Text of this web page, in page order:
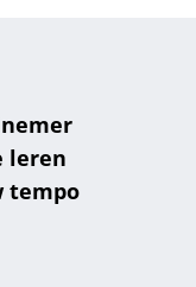
leren
tempo